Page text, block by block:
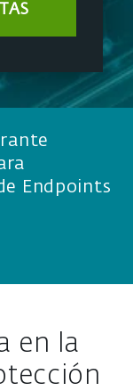
Endpoints
en la